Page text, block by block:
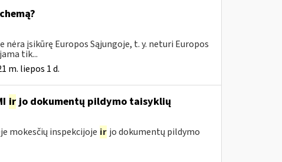
įsikūrę Europos Sąjungoje, t. y. neturi Europos
tik...
m. liepos 1 d.
irjo dokumentų pildymo taisyklių
mokesčių inspekcijoje ir jo dokumentų pildymo